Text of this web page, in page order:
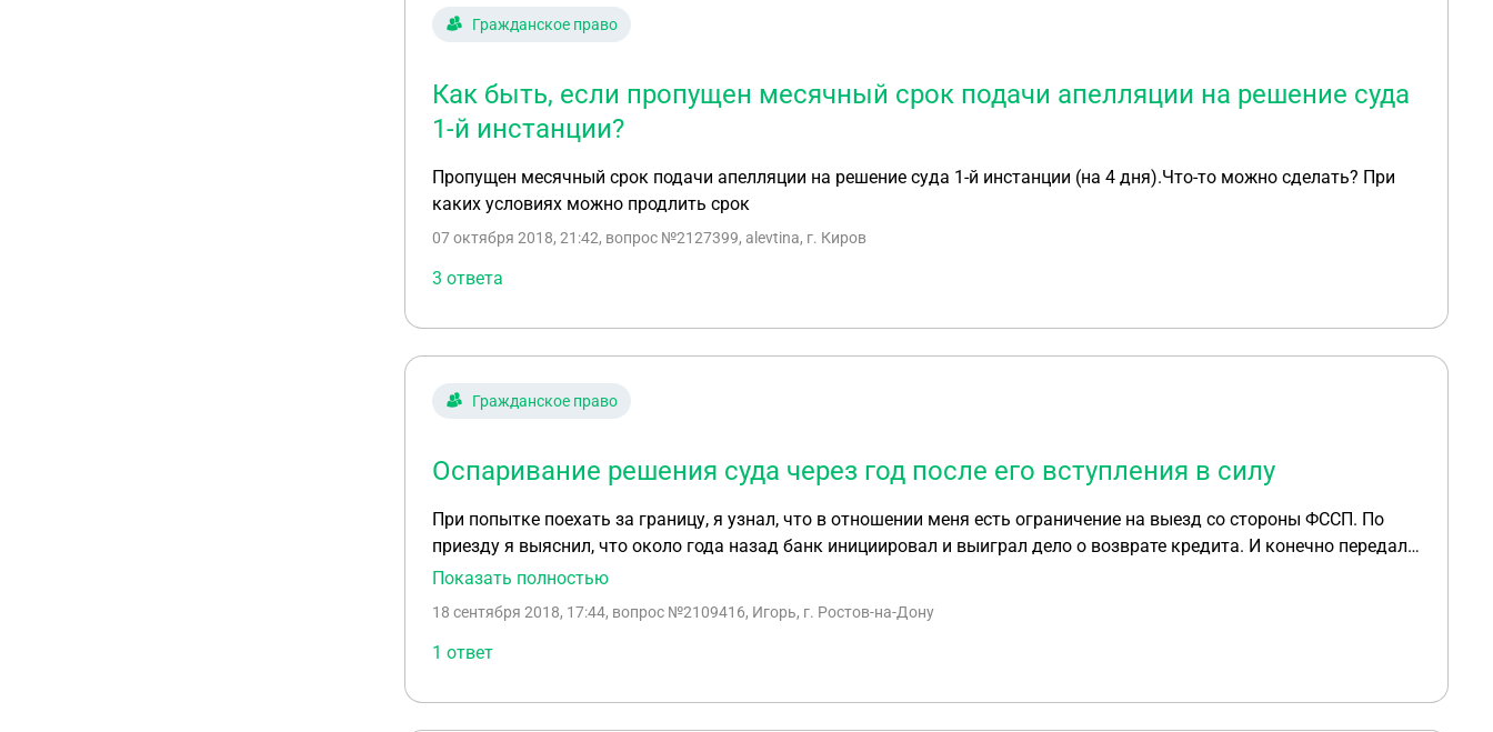
Гражданское право
Как быть, если пропущен месячный срок подачи апелляции на решение суда
1-й инстанции?
Пропущен месячный срок подачи апелляции на решение суда 1-й инстанции (на 4 дня).Что-то можно сделать? При
каких условиях можно продлить срок
07 октября 2018, 21:42, вопрос №2127399, alevtina, г. Киров
3 ответа
Гражданское право
Оспаривание решения суда через год после его вступления в силу
При попытке поехать за границу, я узнал, что в отношении меня есть ограничение на выезд со стороны ФССП. По
приезду я выяснил, что около года назад банк инициировал и выиграл дело о возврате кредита. И конечно передал
исполнительный лист приставам на взыскание. Может ли должник оспорить решение суда в части расчета штрафов
восстановление процессуальных сроков на обжалование из-за моего отсутствия на суде?
Показать полностью
18 сентября 2018, 17:44, вопрос №2109416, Игорь, г. Ростов-на-Дону
1 ответ